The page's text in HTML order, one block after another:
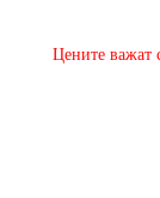
​Цените важат